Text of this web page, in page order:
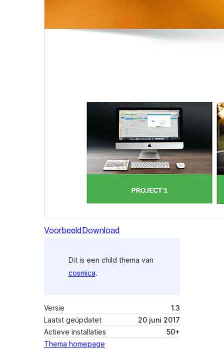
VoorbeeldDownload
Dit is een child thema van
cosmica.
Versie
1.3
Laatst geüpdatet
20 juni 2017
Actieve installaties
50+
Thema homepage